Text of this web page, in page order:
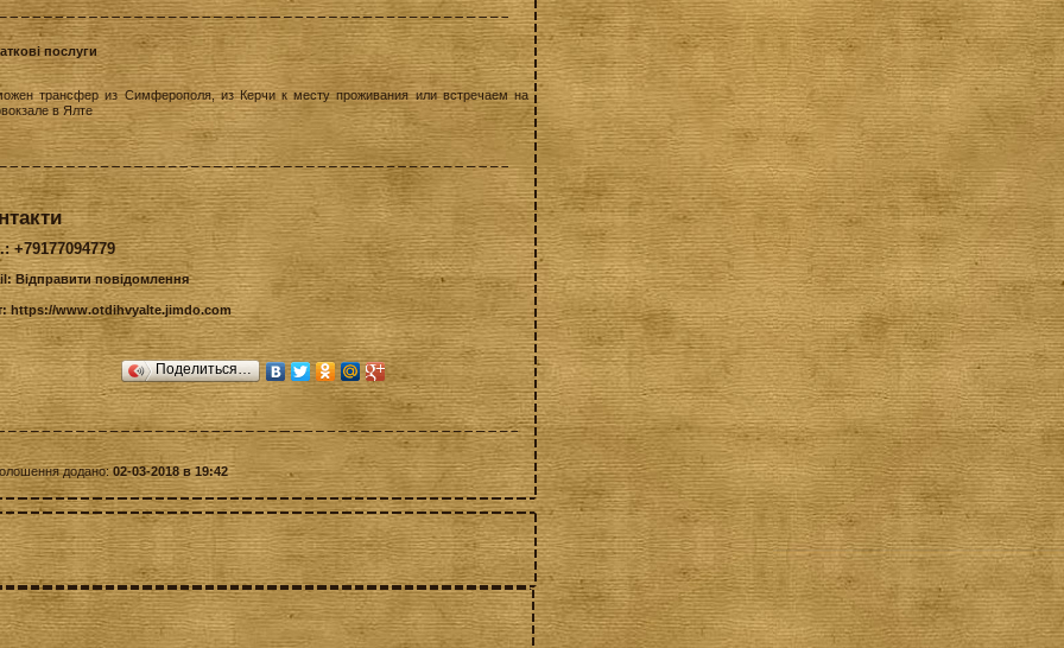
послуги
трансфер из Симферополя, из Керчи к месту проживания или встречаем на
в Ялте
+79177094779
Відправити повідомлення
https://www.otdihvyalte.jimdo.com
Поделиться…
додано:02-03-2018 в 19:42